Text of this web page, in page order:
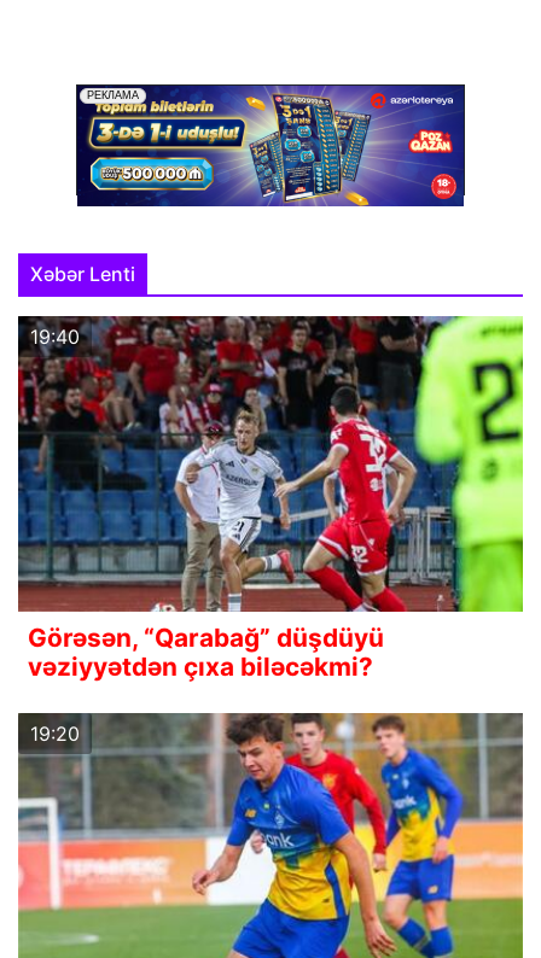
Xəbər Lenti
19:40
Görəsən, “Qarabağ” düşdüyü
vəziyyətdən çıxa biləcəkmi?
19:20